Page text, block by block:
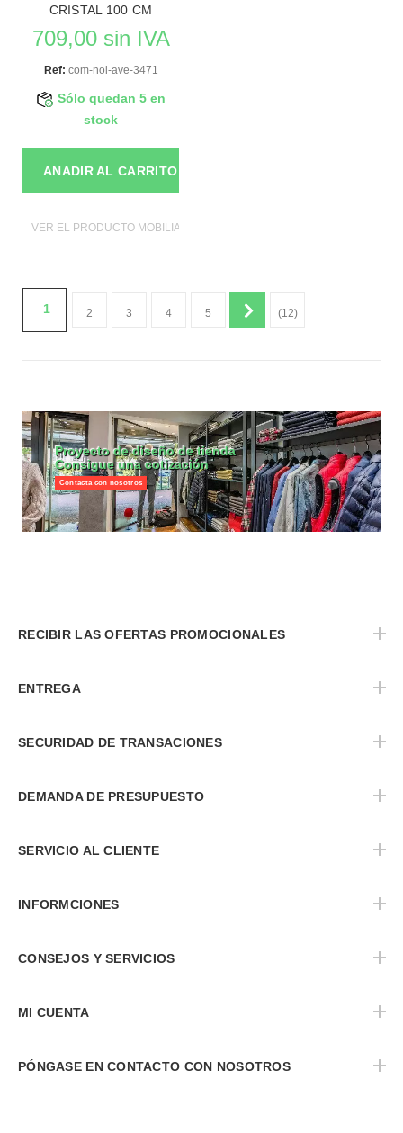
CRISTAL 100 CM
709,00 sin IVA
Ref: com-noi-ave-3471
Sólo quedan 5 en
stock
ANADIR AL CARRITO
VER EL PRODUCTO MOBILIAROS DE TIENDAS
1 2 3 4 5 (12)
Proyecto de diseño de tienda
Consigue una cotización
Contacta con nosotros
RECIBIR LAS OFERTAS PROMOCIONALES
ENTREGA
SECURIDAD DE TRANSACIONES
DEMANDA DE PRESUPUESTO
SERVICIO AL CLIENTE
INFORMCIONES
CONSEJOS Y SERVICIOS
MI CUENTA
PÓNGASE EN CONTACTO CON NOSOTROS